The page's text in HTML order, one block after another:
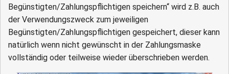
Begünstigten/Zahlungspflichtigen speichern“ wird z.B. auch
der Verwendungszweck zum jeweiligen
Begünstigten/Zahlungspflichtigen gespeichert, dieser kann
natürlich wenn nicht gewünscht in der Zahlungsmaske
vollständig oder teilweise wieder überschrieben werden.